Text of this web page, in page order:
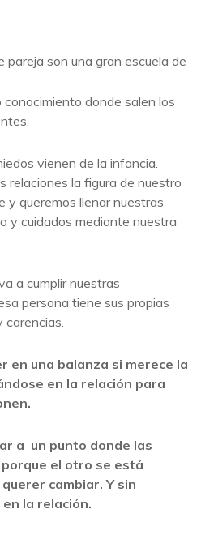
pareja son una gran escuela de
donde salen los
vienen de la infancia.
relaciones la figura de nuestro
y queremos llenar nuestras
y cuidados mediante nuestra
a cumplir nuestras
persona tiene sus propias
carencias.
en una balanza si merece la
en la relación para
a un punto donde las
el otro se está
cambiar. Y sin
la relación.